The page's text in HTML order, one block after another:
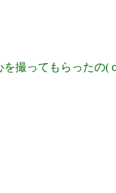
撮ってもらったの(